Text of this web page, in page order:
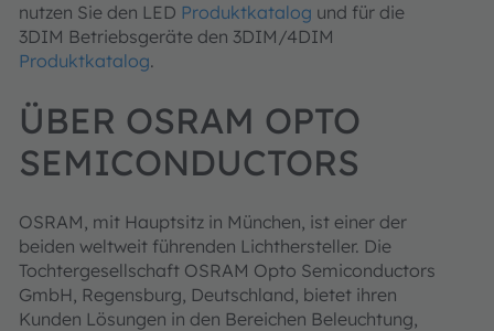
nutzen Sie den LED Produktkatalog und für die
3DIM Betriebsgeräte den 3DIM/4DIM
Produktkatalog.
ÜBER OSRAM OPTO
SEMICONDUCTORS
OSRAM, mit Hauptsitz in München, ist einer der
beiden weltweit führenden Lichthersteller. Die
Tochtergesellschaft OSRAM Opto Semiconductors
GmbH, Regensburg, Deutschland, bietet ihren
Kunden Lösungen in den Bereichen Beleuchtung,